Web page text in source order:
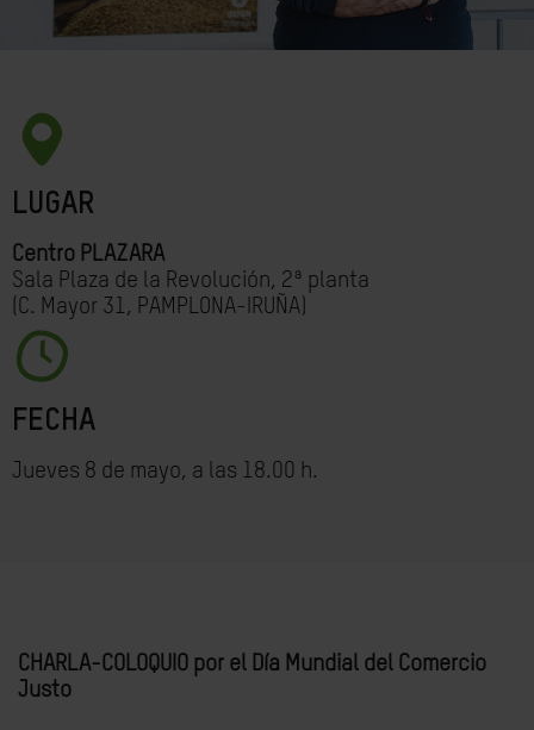
LUGAR
Centro PLAZARA
Sala Plaza de la Revolución, 2ª planta
(C. Mayor 31, PAMPLONA-IRUÑA)
FECHA
Jueves 8 de mayo, a las 18.00 h.
CHARLA-COLOQUIO por el Día Mundial del Comercio
Justo